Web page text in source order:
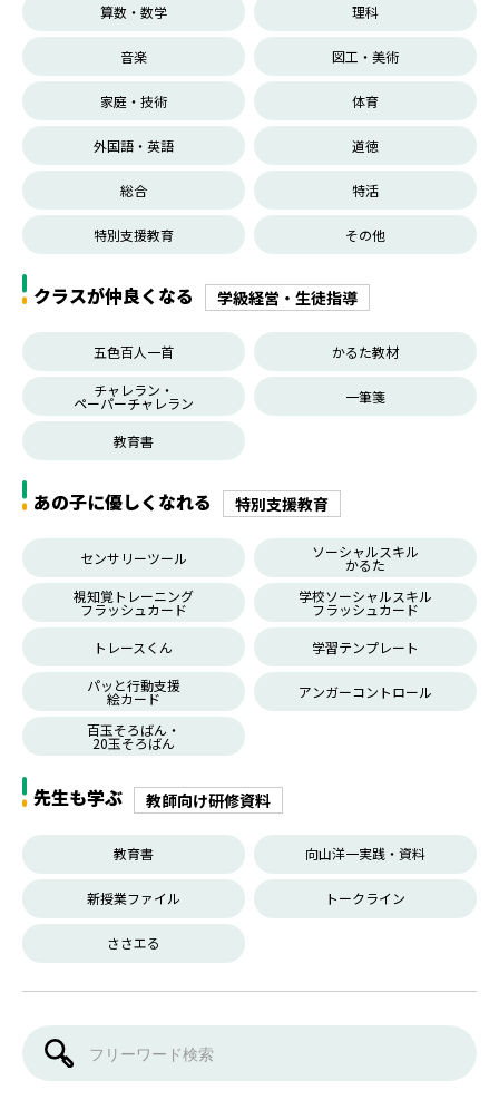
算数・数学 理科
音楽 図工・美術
家庭・技術 体育
外国語・英語 道徳
総合 特活
特別支援教育 その他
クラスが仲良くなる 学級経営・生徒指導
五色百人一首
かるた教材
チャレラン・
ペーパーチャレラン 一筆箋
教育書
あの子に優しくなれる 特別支援教育
センサリーツール ソーシャルスキル
かるた
視知覚トレーニング
フラッシュカード
学校ソーシャルスキル
フラッシュカード
トレースくん
学習テンプレート
パッと行動支援
絵カード
アンガーコントロール
百玉そろばん・
20玉そろばん
先生も学ぶ 教師向け研修資料
教育書 向山洋一実践・資料
新授業ファイル トークライン
ささエる